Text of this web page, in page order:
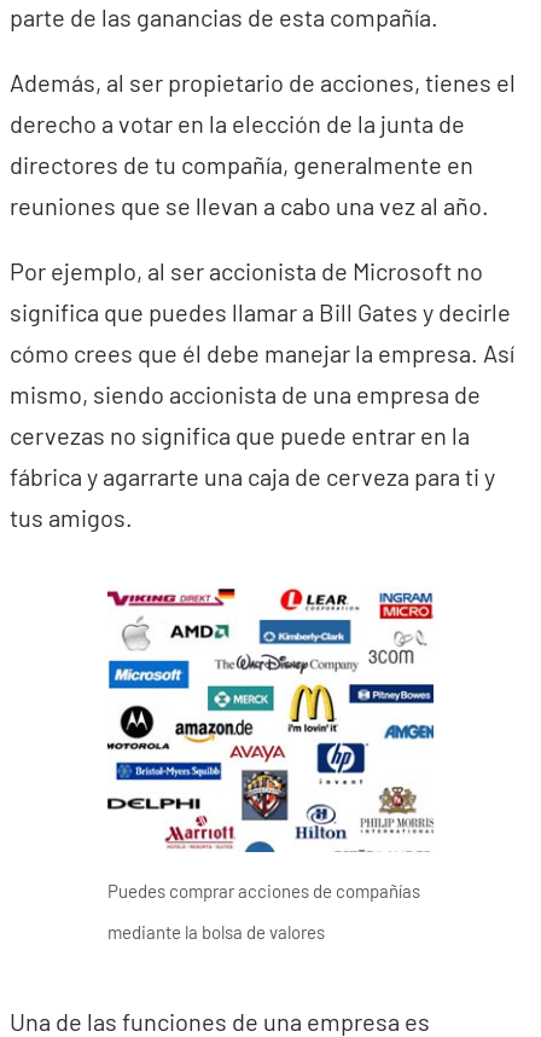
parte de las ganancias de esta compañía.
Además, al ser propietario de acciones, tienes el
derecho a votar en la elección de la junta de
directores de tu compañía, generalmente en
reuniones que se llevan a cabo una vez al año.
Por ejemplo, al ser accionista de Microsoft no
significa que puedes llamar a Bill Gates y decirle
cómo crees que él debe manejar la empresa. Así
mismo, siendo accionista de una empresa de
cervezas no significa que puede entrar en la
fábrica y agarrarte una caja de cerveza para ti y
tus amigos.
Puedes comprar acciones de compañías
mediante la bolsa de valores
Una de las funciones de una empresa es